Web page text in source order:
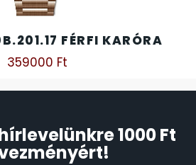
FÉRFI KARÓRA
359000 Ft
1000 Ft